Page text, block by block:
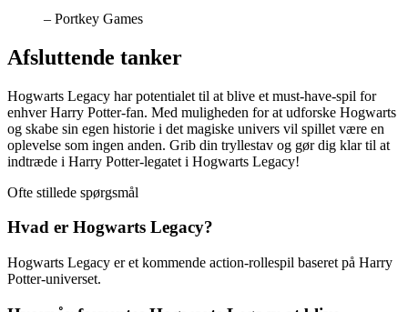
– Portkey Games
Afsluttende tanker
Hogwarts Legacy har potentialet til at blive et must-have-spil for
enhver Harry Potter-fan. Med muligheden for at udforske Hogwarts
og skabe sin egen historie i det magiske univers vil spillet være en
oplevelse som ingen anden. Grib din tryllestav og gør dig klar til at
indtræde i Harry Potter-legatet i Hogwarts Legacy!
Ofte stillede spørgsmål
Hvad er Hogwarts Legacy?
Hogwarts Legacy er et kommende action-rollespil baseret på Harry
Potter-universet.